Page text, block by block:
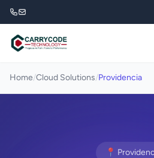
Home/Cloud Solutions/Providencia
📍